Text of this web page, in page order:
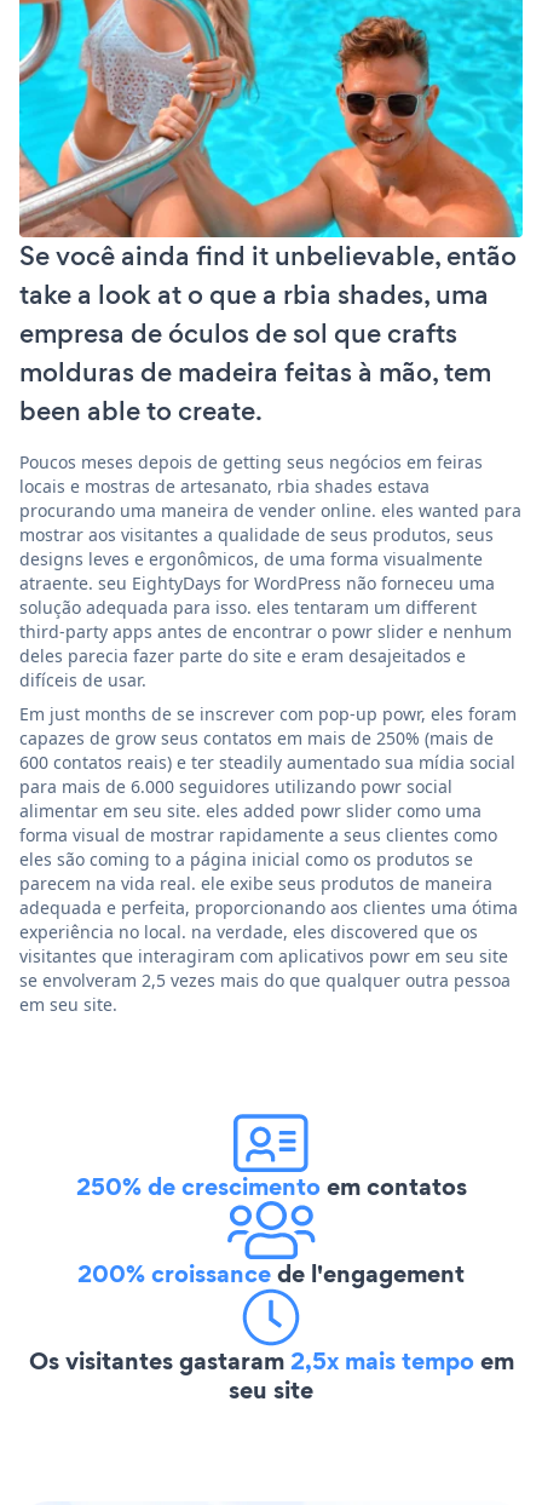
Se você ainda find it unbelievable, então
take a look at o que a rbia shades, uma
empresa de óculos de sol que crafts
molduras de madeira feitas à mão, tem
been able to create.
Poucos meses depois de getting seus negócios em feiras
locais e mostras de artesanato, rbia shades estava
procurando uma maneira de vender online. eles wanted para
mostrar aos visitantes a qualidade de seus produtos, seus
designs leves e ergonômicos, de uma forma visualmente
atraente. seu EightyDays for WordPress não forneceu uma
solução adequada para isso. eles tentaram um different
third-party apps antes de encontrar o powr slider e nenhum
deles parecia fazer parte do site e eram desajeitados e
difíceis de usar.
Em just months de se inscrever com pop-up powr, eles foram
capazes de grow seus contatos em mais de 250% (mais de
600 contatos reais) e ter steadily aumentado sua mídia social
para mais de 6.000 seguidores utilizando powr social
alimentar em seu site. eles added powr slider como uma
forma visual de mostrar rapidamente a seus clientes como
eles são coming to a página inicial como os produtos se
parecem na vida real. ele exibe seus produtos de maneira
adequada e perfeita, proporcionando aos clientes uma ótima
experiência no local. na verdade, eles discovered que os
visitantes que interagiram com aplicativos powr em seu site
se envolveram 2,5 vezes mais do que qualquer outra pessoa
em seu site.
250% de crescimentoem contatos
200% croissancede l'engagement
Os visitantes gastaram2,5x mais tempoem
seu site